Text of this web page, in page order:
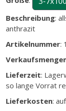
Beschreibung:
anthrazit
Artikelnummer:
Lieferzeit:
so lange Vorrat
Lieferkosten:
Cookie
Name: